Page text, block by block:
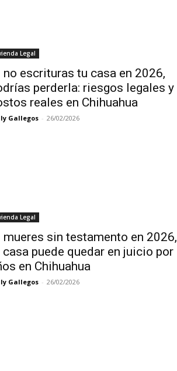
Legal
no escrituras tu casa en 2026,
perderla: riesgos legales y
reales en Chihuahua
Gallegos - 26/02/2026
Legal
mueres sin testamento en 2026,
casa puede quedar en juicio por
en Chihuahua
Gallegos - 26/02/2026